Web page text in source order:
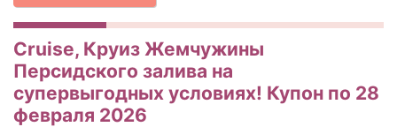
Cruise, Круиз Жемчужины
Персидского залива на
супервыгодных условиях! Купон по 28
февраля 2026